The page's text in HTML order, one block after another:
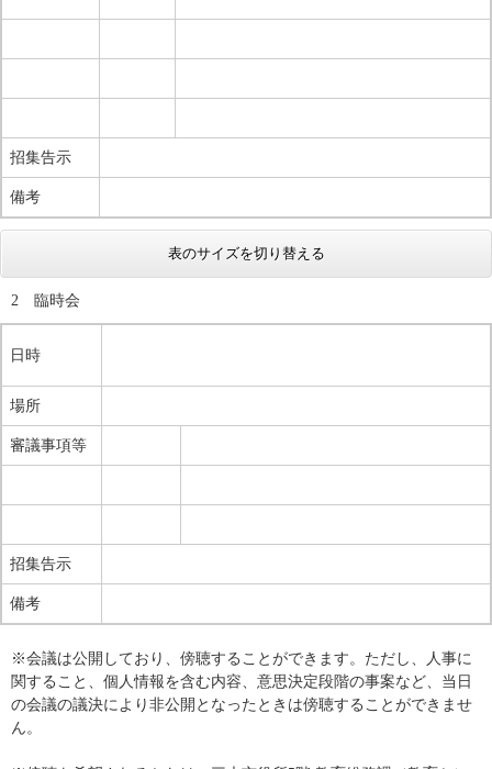
招集告示
備考
表のサイズを切り替える
2　臨時会
日時
場所
審議事項等
招集告示
備考
※会議は公開しており、傍聴することができます。ただし、人事に
関すること、個人情報を含む内容、意思決定段階の事案など、当日
の会議の議決により非公開となったときは傍聴することができませ
ん。